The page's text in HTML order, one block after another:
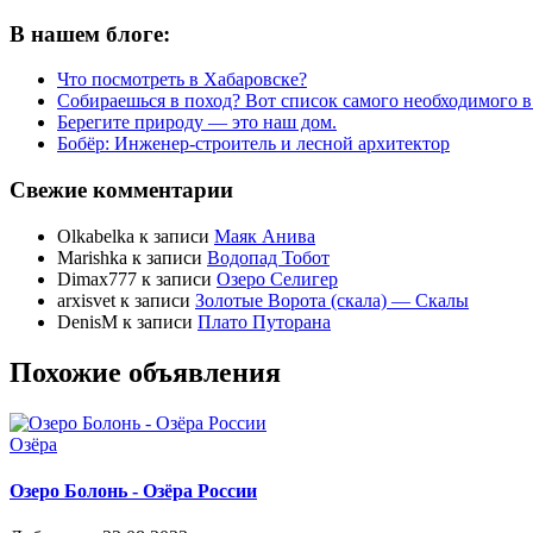
В нашем блоге:
Что посмотреть в Хабаровске?
Собираешься в поход? Вот список самого необходимого
Берегите природу — это наш дом.
Бобёр: Инженер-строитель и лесной архитектор
Свежие комментарии
Olkabelka к записи Маяк Анива
Marishka к записи Водопад Тобот
Dimax777 к записи Озеро Селигер
arxisvet к записи Золотые Ворота (скала) — Скалы
DenisM к записи Плато Путорана
Похожие объявления
Озёра
Озеро Болонь - Озёра России